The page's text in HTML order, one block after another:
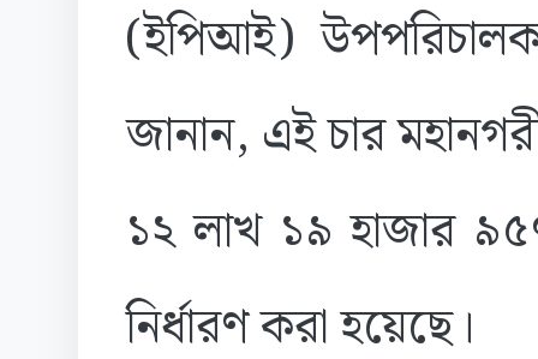
(ইপিআই) উপপরিচালক
জানান, এই চার
১২ লাখ ১৯ হাজার
নির্ধারণ করা হয়েছে।